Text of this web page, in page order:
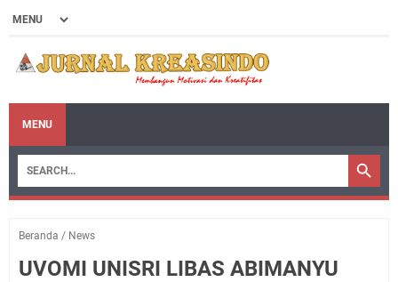
MENU
Beranda / News
UVOMI UNISRI LIBAS ABIMANYU